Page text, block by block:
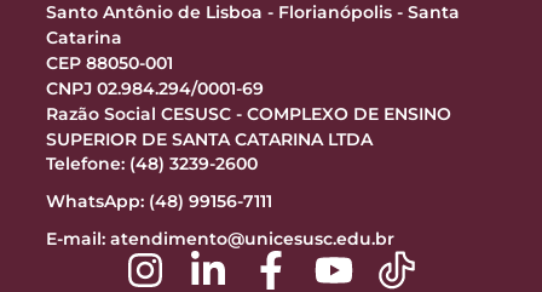
Santo Antônio de Lisboa - Florianópolis - Santa
Catarina
CEP 88050-001
CNPJ 02.984.294/0001-69
Razão Social CESUSC - COMPLEXO DE ENSINO
SUPERIOR DE SANTA CATARINA LTDA
Telefone: (48) 3239-2600
WhatsApp: (48) 99156-7111
E-mail: atendimento@unicesusc.edu.br